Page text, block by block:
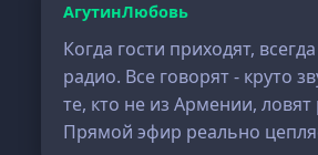
АгутинЛюбовь
Когда гости приходят,
радио. Все говорят - круто
те, кто не из Армении, ловят
Прямой эфир реально